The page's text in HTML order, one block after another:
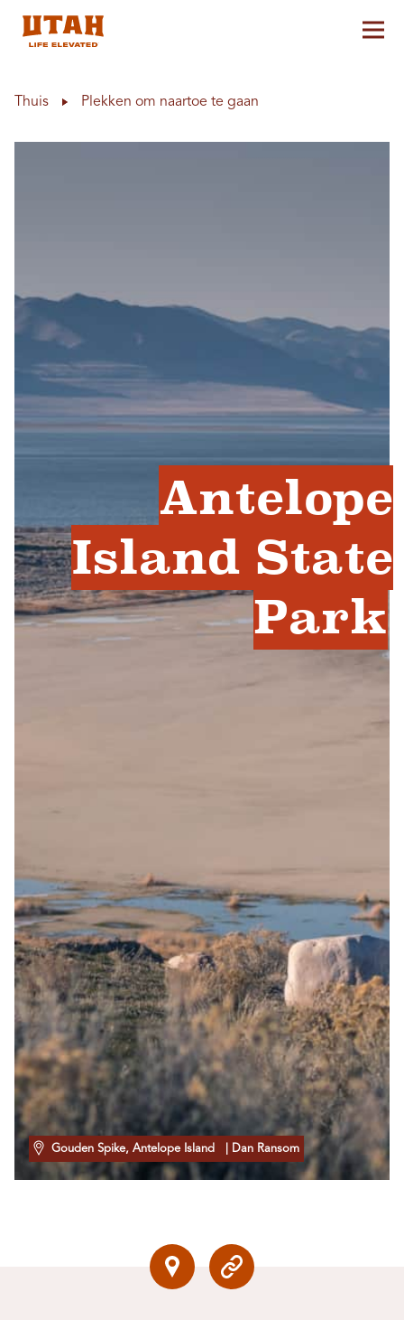
Thuis Plekken om naartoe te gaan
Antelope
Island State
Park
Gouden Spike, Antelope Island | Dan Ransom